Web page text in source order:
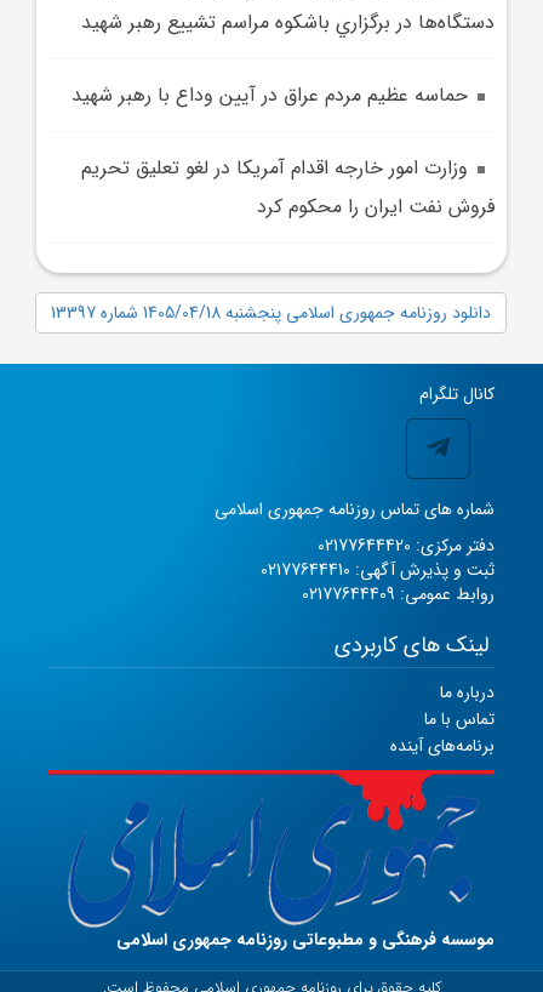
دستگاه‌ها در برگزاري باشکوه مراسم تشييع رهبر شهيد
حماسه عظيم مردم عراق در آيين وداع با رهبر شهيد
وزارت امور خارجه اقدام آمريکا در لغو تعليق تحريم
فروش نفت ايران را محکوم کرد
دانلود روزنامه جمهوری اسلامی پنجشنبه 1405/04/18 شماره 13397
کانال تلگرام
شماره های تماس روزنامه جمهوری اسلامی
دفتر مرکزی: 02177644420
ثبت و پذیرش آگهی: 02177644410
روابط عمومی: 02177644409
لینک های کاربردی
درباره ما
تماس با ما
برنامه‌های آینده
موسسه فرهنگی و مطبوعاتی روزنامه جمهوری اسلامی